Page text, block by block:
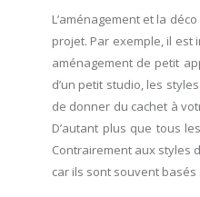
L’aménagement et la
projet. Par exemple, il
aménagement de petit
d’un petit studio, les
de donner du cachet à
D’autant plus que tous
Contrairement aux styles
car ils sont souvent